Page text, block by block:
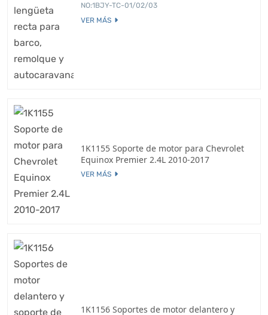
NO:1BJY-TC-01/02/03
VER MÁS
1K1155 Soporte de motor para Chevrolet
Equinox Premier 2.4L 2010-2017
VER MÁS
1K1156 Soportes de motor delantero y